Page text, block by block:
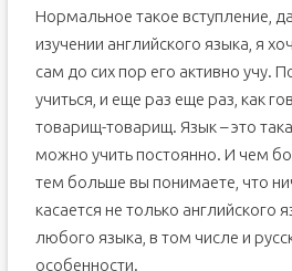
самостоятельно
Какие плюсы знания английского
Полезные сайты и программы для
Как учить английский язык
+ 156 ресурсов
Можно ли выучить английский
Как правильно учить английский
1. Поставьте конкретную цель
2. Составьте расписание
Нормальное такое вступление,
изучении английского языка, я
сам до сих пор его активно учу.
учиться, и еще раз еще раз, как
товарищ-товарищ. Язык – это
можно учить постоянно. И чем
тем больше вы понимаете, что
касается не только английского
любого языка, в том числе и
особенности.